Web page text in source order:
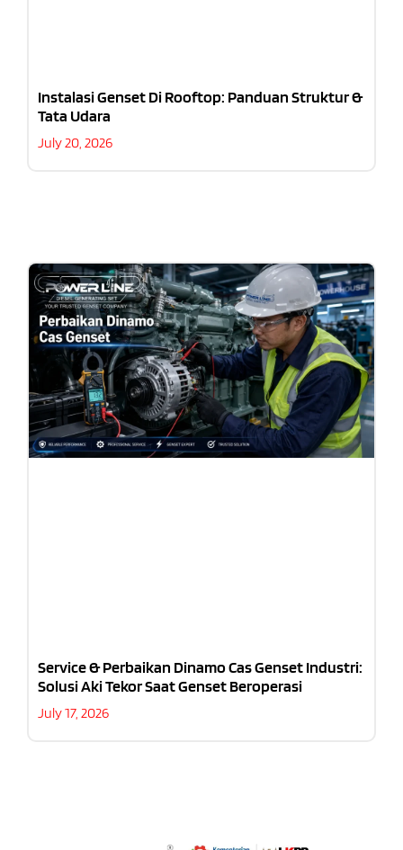
Instalasi Genset Di Rooftop: Panduan Struktur &
Tata Udara
July 20, 2026
Service & Perbaikan Dinamo Cas Genset Industri:
Solusi Aki Tekor Saat Genset Beroperasi
July 17, 2026